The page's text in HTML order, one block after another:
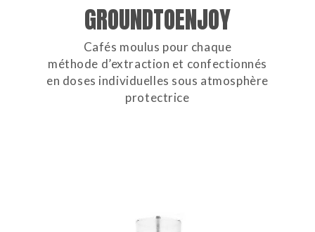
GROUNDTOENJOY
Cafés moulus pour chaque
méthode d’extraction et confectionnés
en doses individuelles sous atmosphère
protectrice